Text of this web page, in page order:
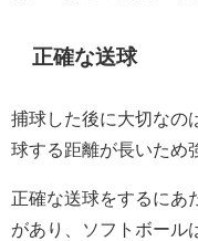
正確な送球
捕球した後に大切なの
球する距離が長いため
正確な送球をするにあ
があり、ソフトボール